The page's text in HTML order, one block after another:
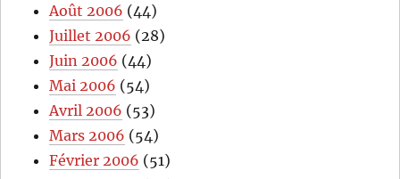
Août 2006 (44)
Juillet 2006 (28)
Juin 2006 (44)
Mai 2006 (54)
Avril 2006 (53)
Mars 2006 (54)
Février 2006 (51)